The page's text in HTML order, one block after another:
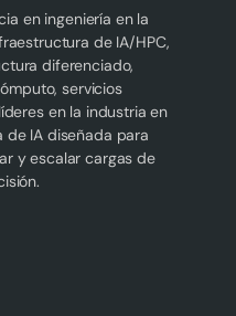
en ingeniería en la
de IA/HPC,
diferenciado,
servicios
en la industria en
IA diseñada para
y escalar cargas de